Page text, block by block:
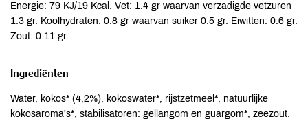
Energie: 79 KJ/19 Kcal. Vet: 1.4 gr waarvan verzadigde vetzuren
1.3 gr. Koolhydraten: 0.8 gr waarvan suiker 0.5 gr. Eiwitten: 0.6 gr.
Zout: 0.11 gr.
Ingrediënten
Water, kokos* (4,2%), kokoswater*, rijstzetmeel*, natuurlijke
kokosaroma's*, stabilisatoren: gellangom en guargom*, zeezout.